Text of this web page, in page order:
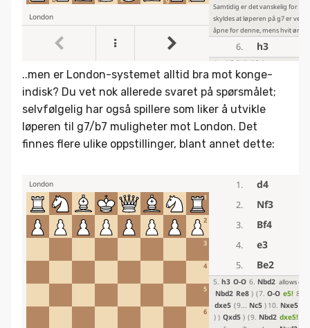
..men er London-systemet alltid bra mot konge-
indisk? Du vet nok allerede svaret på spørsmålet;
selvfølgelig har også spillere som liker å utvikle
løperen til g7/b7 muligheter mot London. Det
finnes flere ulike oppstillinger, blant annet dette: